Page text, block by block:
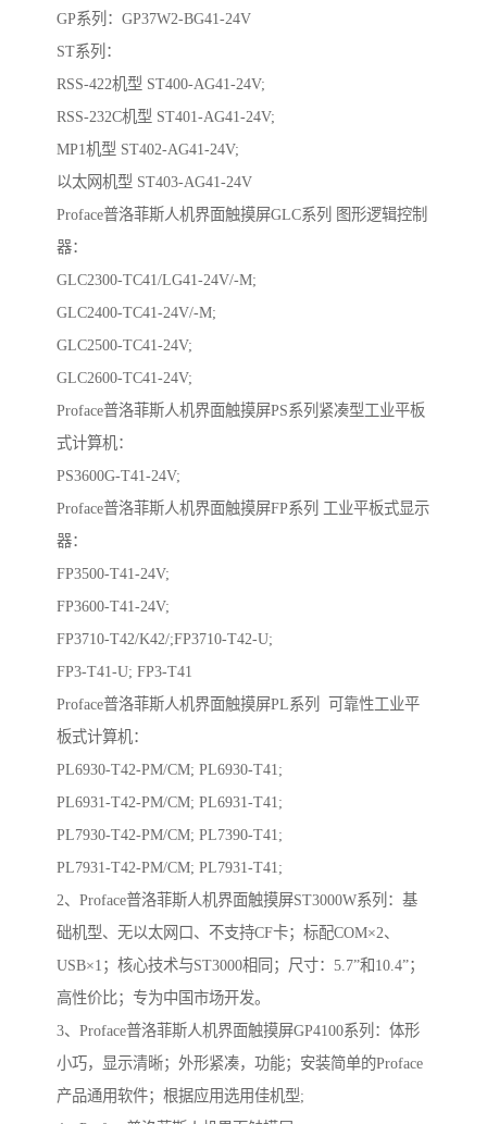
GP系列：GP37W2-BG41-24V
ST系列：
RSS-422机型 ST400-AG41-24V;
RSS-232C机型 ST401-AG41-24V;
MP1机型 ST402-AG41-24V;
以太网机型 ST403-AG41-24V
Proface普洛菲斯人机界面触摸屏GLC系列 图形逻辑控制
器：
GLC2300-TC41/LG41-24V/-M;
GLC2400-TC41-24V/-M;
GLC2500-TC41-24V;
GLC2600-TC41-24V;
Proface普洛菲斯人机界面触摸屏PS系列紧凑型工业平板
式计算机：
PS3600G-T41-24V;
Proface普洛菲斯人机界面触摸屏FP系列 工业平板式显示
器：
FP3500-T41-24V;
FP3600-T41-24V;
FP3710-T42/K42/;FP3710-T42-U;
FP3-T41-U; FP3-T41
Proface普洛菲斯人机界面触摸屏PL系列 可靠性工业平
板式计算机：
PL6930-T42-PM/CM; PL6930-T41;
PL6931-T42-PM/CM; PL6931-T41;
PL7930-T42-PM/CM; PL7390-T41;
PL7931-T42-PM/CM; PL7931-T41;
2、Proface普洛菲斯人机界面触摸屏ST3000W系列：基
础机型、无以太网口、不支持CF卡；标配COM×2、
USB×1；核心技术与ST3000相同；尺寸：5.7”和10.4”；
高性价比；专为中国市场开发。
3、Proface普洛菲斯人机界面触摸屏GP4100系列：体形
小巧，显示清晰；外形紧凑，功能；安装简单的Proface
产品通用软件；根据应用选用佳机型;